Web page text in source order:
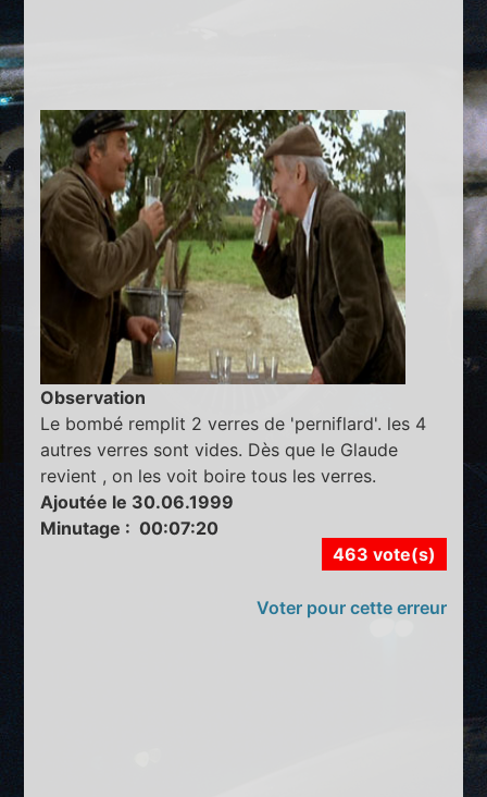
Observation
Le bombé remplit 2 verres de 'perniflard'. les 4
autres verres sont vides. Dès que le Glaude
revient , on les voit boire tous les verres.
Ajoutée le 30.06.1999
Minutage : 00:07:20
463 vote(s)
Voter pour cette erreur